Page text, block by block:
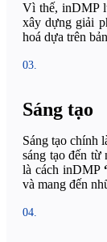
Vì thế, inDMP
xây dựng giải
hoá dựa trên
03.
Sáng tạo
Sáng tạo chính
sáng tạo đến
là cách inDMP
và mang đến
04.